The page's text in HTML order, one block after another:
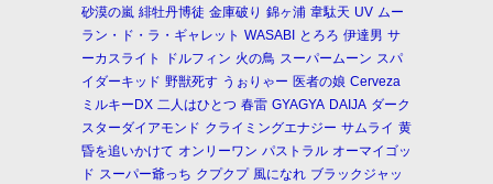
砂漠の嵐 緋牡丹博徒 金庫破り 錦ヶ浦 韋駄天 UV ムー
ラン・ド・ラ・ギャレット WASABI とろろ 伊達男 サ
ーカスライト
ドルフィン 火の鳥 スーパームーン スパ
イダーキッド 野獣死す うぉりゃー 医者の娘 Cerveza
ミルキーDX 二人はひとつ 春雷 GYAGYA DAIJA ダーク
スターダイアモンド クライミングエナジー サムライ 黄
昏を追いかけて オンリーワン パストラル オーマイゴッ
ド スーパー爺っち クプクプ 風になれ ブラックジャッ